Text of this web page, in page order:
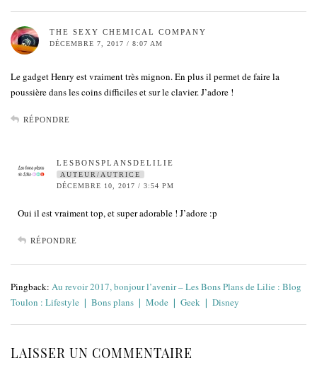
THE SEXY CHEMICAL COMPANY
DÉCEMBRE 7, 2017 / 8:07 AM
Le gadget Henry est vraiment très mignon. En plus il permet de faire la
poussière dans les coins difficiles et sur le clavier. J’adore !
RÉPONDRE
LESBONSPLANSDELILIE
AUTEUR/AUTRICE
DÉCEMBRE 10, 2017 / 3:54 PM
Oui il est vraiment top, et super adorable ! J’adore :p
RÉPONDRE
Pingback: Au revoir 2017, bonjour l’avenir – Les Bons Plans de Lilie : Blog
Toulon : Lifestyle ❘ Bons plans ❘ Mode ❘ Geek ❘ Disney
LAISSER UN COMMENTAIRE